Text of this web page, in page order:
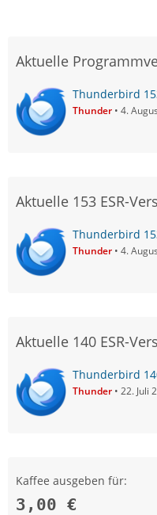
Aktuelle
Thunderbird
Thunder 4.
Aktuelle 153 ESR-
Thunderbird
Thunder 4.
Aktuelle 140 ESR-
Thunderbird
Thunder 22. Juli
Kaffee ausgeben für:
3,00 €